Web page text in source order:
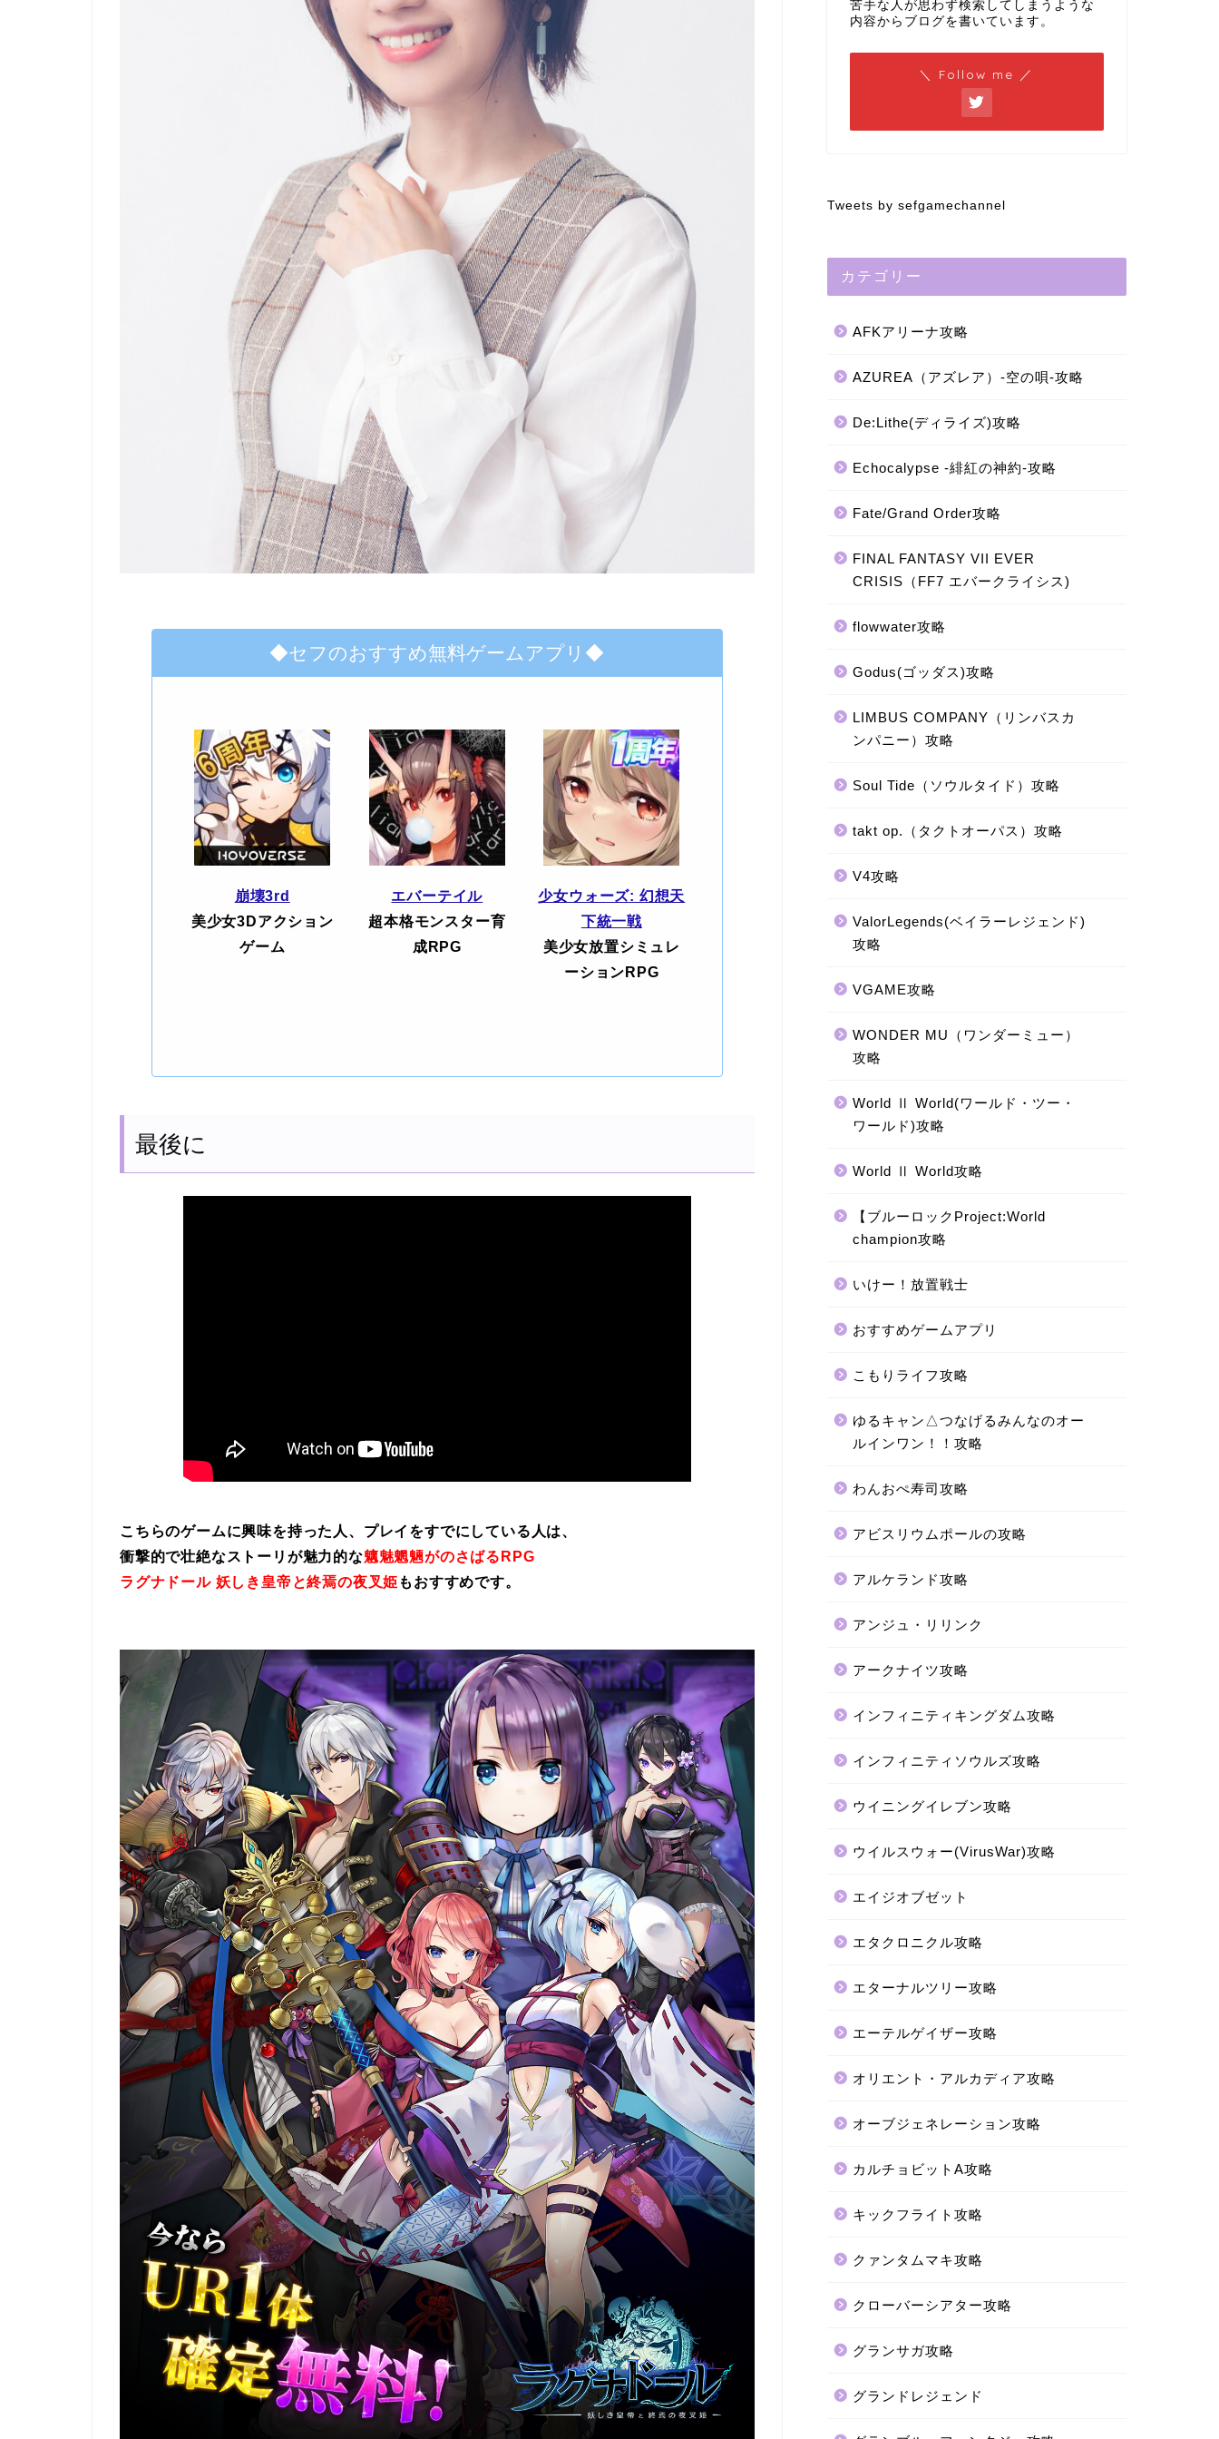
◆セフのおすすめ無料ゲームアプリ◆
崩壊3rd
美少女3Dアクション
ゲーム
エバーテイル
超本格モンスター育
成RPG
少女ウォーズ: 幻想天
下統一戦
美少女放置シミュレ
ーションRPG
最後に
こちらのゲームに興味を持った人、プレイをすでにしている人は、
衝撃的で壮絶なストーリが魅力的な魑魅魍魎がのさばるRPG
ラグナドール 妖しき皇帝と終焉の夜叉姫 もおすすめです。
苦手な人が思わず検索してしまうような
内容からブログを書いています。
＼ Follow me ／
Tweets by sefgamechannel
カテゴリー
AFKアリーナ攻略
AZUREA（アズレア）-空の唄-攻略
De:Lithe(ディライズ)攻略
Echocalypse -緋紅の神約-攻略
Fate/Grand Order攻略
FINAL FANTASY VII EVER
CRISIS（FF7 エバークライシス)
flowwater攻略
Godus(ゴッダス)攻略
LIMBUS COMPANY（リンバスカ
ンパニー）攻略
Soul Tide（ソウルタイド）攻略
takt op.（タクトオーパス）攻略
V4攻略
ValorLegends(ベイラーレジェンド)
攻略
VGAME攻略
WONDER MU（ワンダーミュー）
攻略
World Ⅱ World(ワールド・ツー・
ワールド)攻略
World Ⅱ World攻略
【ブルーロックProject:World
champion攻略
いけー！放置戦士
おすすめゲームアプリ
こもりライフ攻略
ゆるキャン△つなげるみんなのオー
ルインワン！！攻略
わんおぺ寿司攻略
アビスリウムポールの攻略
アルケランド攻略
アンジュ・リリンク
アークナイツ攻略
インフィニティキングダム攻略
インフィニティソウルズ攻略
ウイニングイレブン攻略
ウイルスウォー(VirusWar)攻略
エイジオブゼット
エタクロニクル攻略
エターナルツリー攻略
エーテルゲイザー攻略
オリエント・アルカディア攻略
オーブジェネレーション攻略
カルチョビットA攻略
キックフライト攻略
クァンタムマキ攻略
クローバーシアター攻略
グランサガ攻略
グランドレジェンド